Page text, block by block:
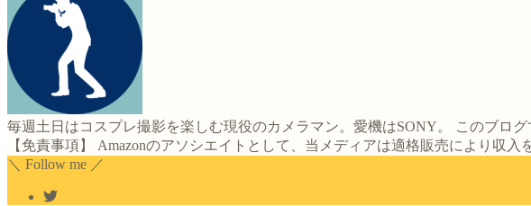
毎週土日はコスプレ撮影を楽しむ現役のカメラマン。愛機はSONY。 このブロ
【免責事項】 Amazonのアソシエイトとして、当メディアは適格販売により収入
＼ Follow me ／